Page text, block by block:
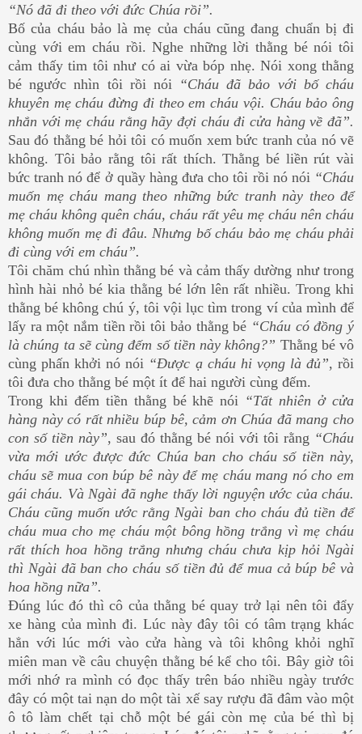
“Nó đã đi theo với đức Chúa rồi”.
Bố của cháu bảo là mẹ của cháu cũng đang chuẩn bị đi
cùng với em cháu rồi. Nghe những lời thằng bé nói tôi
cảm thấy tim tôi như có ai vừa bóp nhẹ. Nói xong thằng
bé ngước nhìn tôi rồi nói “Cháu đã bảo với bố cháu
khuyên mẹ cháu đừng đi theo em cháu vội. Cháu bảo ông
nhắn với mẹ cháu rằng hãy đợi cháu đi cửa hàng về đã”.
Sau đó thằng bé hỏi tôi có muốn xem bức tranh của nó vẽ
không. Tôi bảo rằng tôi rất thích. Thằng bé liền rút vài
bức tranh nó để ở quầy hàng đưa cho tôi rồi nó nói “Cháu
muốn mẹ cháu mang theo những bức tranh này theo để
mẹ cháu không quên cháu, cháu rất yêu mẹ cháu nên cháu
không muốn mẹ đi đâu. Nhưng bố cháu bảo mẹ cháu phải
đi cùng với em cháu”.
Tôi chăm chú nhìn thằng bé và cảm thấy dường như trong
hình hài nhỏ bé kia thằng bé lớn lên rất nhiều. Trong khi
thằng bé không chú ý, tôi vội lục tìm trong ví của mình để
lấy ra một nắm tiền rồi tôi bảo thằng bé “Cháu có đồng ý
là chúng ta sẽ cùng đếm số tiền này không?” Thằng bé vô
cùng phấn khởi nó nói “Ðược ạ cháu hi vọng là đủ”, rồi
tôi đưa cho thằng bé một ít để hai người cùng đếm.
Trong khi đếm tiền thằng bé khẽ nói “Tất nhiên ở cửa
hàng này có rất nhiều búp bê, cảm ơn Chúa đã mang cho
con số tiền này”, sau đó thằng bé nói với tôi rằng “Cháu
vừa mới ước được đức Chúa ban cho cháu số tiền này,
cháu sẽ mua con búp bê này để mẹ cháu mang nó cho em
gái cháu. Và Ngài đã nghe thấy lời nguyện ước của cháu.
Cháu cũng muốn ước rằng Ngài ban cho cháu đủ tiền để
cháu mua cho mẹ cháu một bông hồng trắng vì mẹ cháu
rất thích hoa hồng trắng nhưng cháu chưa kịp hỏi Ngài
thì Ngài đã ban cho cháu số tiền đủ để mua cả búp bê và
hoa hồng nữa”.
Ðúng lúc đó thì cô của thằng bé quay trở lại nên tôi đẩy
xe hàng của mình đi. Lúc này đây tôi có tâm trạng khác
hẳn với lúc mới vào cửa hàng và tôi không khỏi nghĩ
miên man về câu chuyện thằng bé kể cho tôi. Bây giờ tôi
mới nhớ ra mình có đọc thấy trên báo nhiều ngày trước
đây có một tai nạn do một tài xế say rượu đã đâm vào một
ô tô làm chết tại chỗ một bé gái còn mẹ của bé thì bị